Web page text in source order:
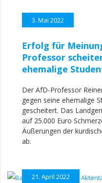
3. Mai 2022
Erfolg für
Professor
ehemalige
Der AfD-Professor
gegen seine ehemalige
gescheitert. Das
auf 25.000 Euro
Äußerungen der
ab.
21. April 2022